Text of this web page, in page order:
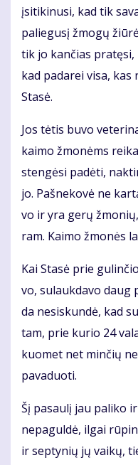
įsi­ti­ki­nu­si, kad tik
pa­lie­gu­sį žmo­gų
tik jo kan­čias
kad pa­da­rei vi­sa, kas
Sta­sė.
Jos tė­tis bu­vo
kai­mo žmo­nėms
sten­gė­si pa­dė­ti,
jo. Pa­šne­ko­vė ne
vo ir yra ge­rų
ram. Kai­mo žmo­nės
Kai Sta­sė prie
vo, su­lauk­da­vo
da ne­si­skun­dė, kad
tam, prie ku­rio 24
kuo­met net min­čių
pa­va­duo­ti.
Šį pa­sau­lį jau pa­li­ko
ne­pa­gul­dė, il­gai
ir sep­ty­nių jų vai­kų,